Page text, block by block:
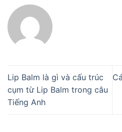
Lip Balm là gì và cấu trúc
cụm từ Lip Balm trong câu
Tiếng Anh